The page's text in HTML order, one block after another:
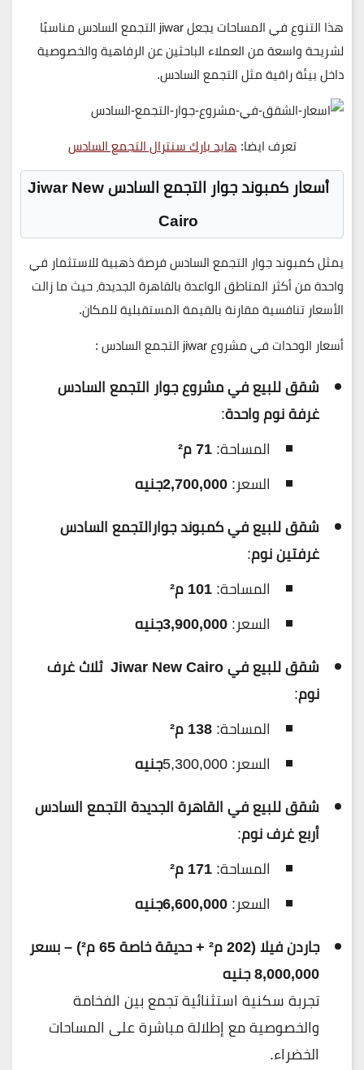
هذا التنوع في المساحات يجعل jiwar التجمع السادس مناسبًا
لشريحة واسعة من العملاء الباحثين عنالرفاهية والخصوصية
داخل بيئة راقية مثل التجمع السادس.
تعرف ايضا:هايد بارك سنترال التجمع السادس
أسعار كمبوند جوار التجمع السادس Jiwar New
Cairo
يمثلكمبوند جوار التجمع السادسفرصة ذهبية للاستثمار في
واحدة من أكثر المناطق الواعدة بالقاهرة الجديدة، حيث ما زالت
الأسعار تنافسية مقارنة بالقيمة المستقبلية للمكان.
أسعار الوحدات في مشروع jiwar التجمع السادس :
شقق للبيع في مشروع جوار التجمع السادس
غرفة نوم واحدة:
المساحة:71 م²
السعر:2,700,000جنيه
شقق للبيع في كمبوند جوارالتجمع السادس
غرفتين نوم:
المساحة:101 م²
السعر:3,900,000جنيه
شقق للبيع في Jiwar New Cairo ثلاث غرف
نوم:
المساحة:138 م²
السعر: 5,300,000
جنيه
شقق للبيع في القاهرة الجديدة التجمع السادس
أربع غرف نوم:
المساحة:171 م²
السعر:6,600,000جنيه
جاردن فيلا (202 م² + حديقة خاصة 65 م²) – بسعر
8,000,000 جنيه
تجربة سكنية استثنائية تجمع بين الفخامة
والخصوصية مع إطلالة مباشرة على المساحات
الخضراء.